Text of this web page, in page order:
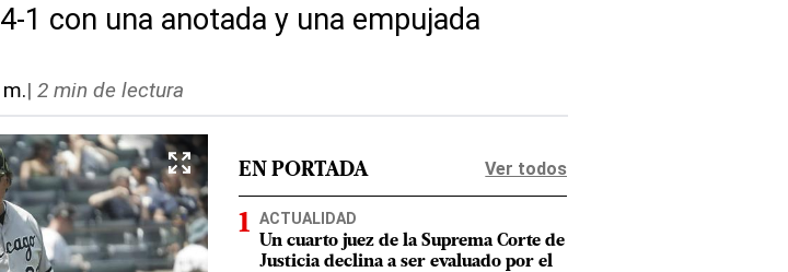
1 con una anotada y una empujada
| 2 min de lectura
EN PORTADA Ver todos
ACTUALIDAD
Un cuarto juez de la Suprema Corte de
Justicia declina a ser evaluado por el